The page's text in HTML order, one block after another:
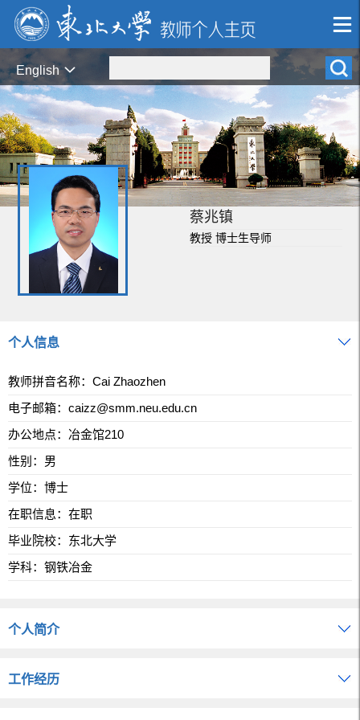
English
蔡兆镇
教授 博士生导师
个人信息
教师拼音名称：Cai Zhaozhen
电子邮箱： caizz@smm.neu.edu.cn
办公地点：冶金馆210
性别：男
学位：博士
在职信息：在职
毕业院校：东北大学
学科：钢铁冶金
个人简介
工作经历